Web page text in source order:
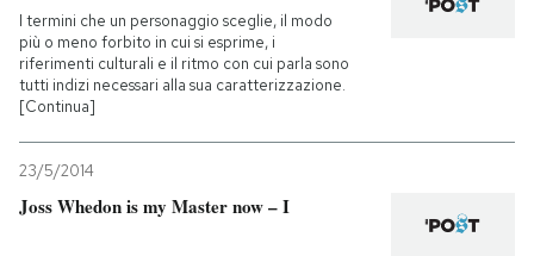
I termini che un personaggio sceglie, il modo
più o meno forbito in cui si esprime, i
riferimenti culturali e il ritmo con cui parla sono
tutti indizi necessari alla sua caratterizzazione.
[Continua]
23/5/2014
Joss Whedon is my Master now – I